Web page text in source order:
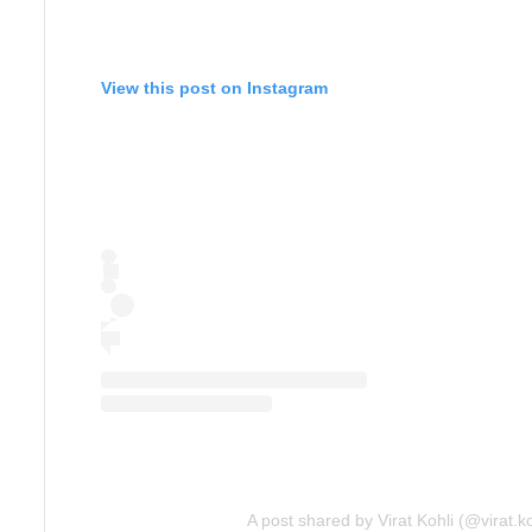
View this post on Instagram
A post shared by Virat Kohli